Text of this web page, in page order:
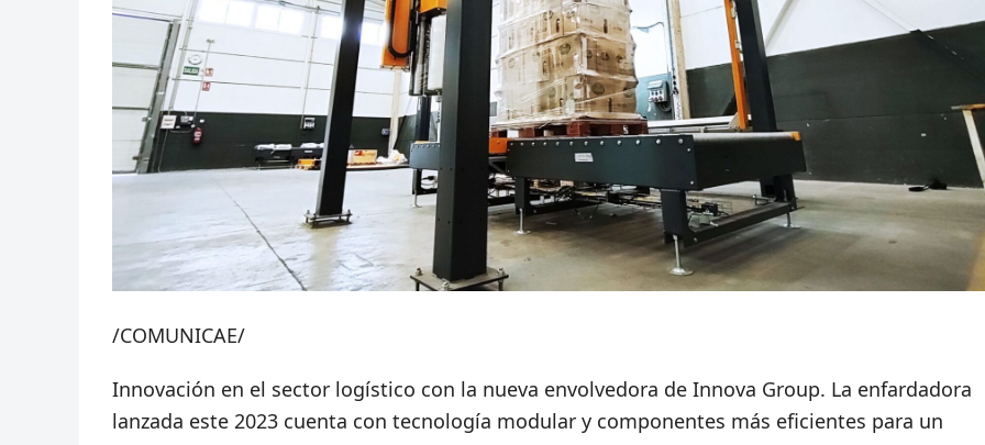
/COMUNICAE/
Innovación en el sector logístico con la nueva envolvedora de Innova Group. La enfardadora
lanzada este 2023 cuenta con tecnología modular y componentes más eficientes para un